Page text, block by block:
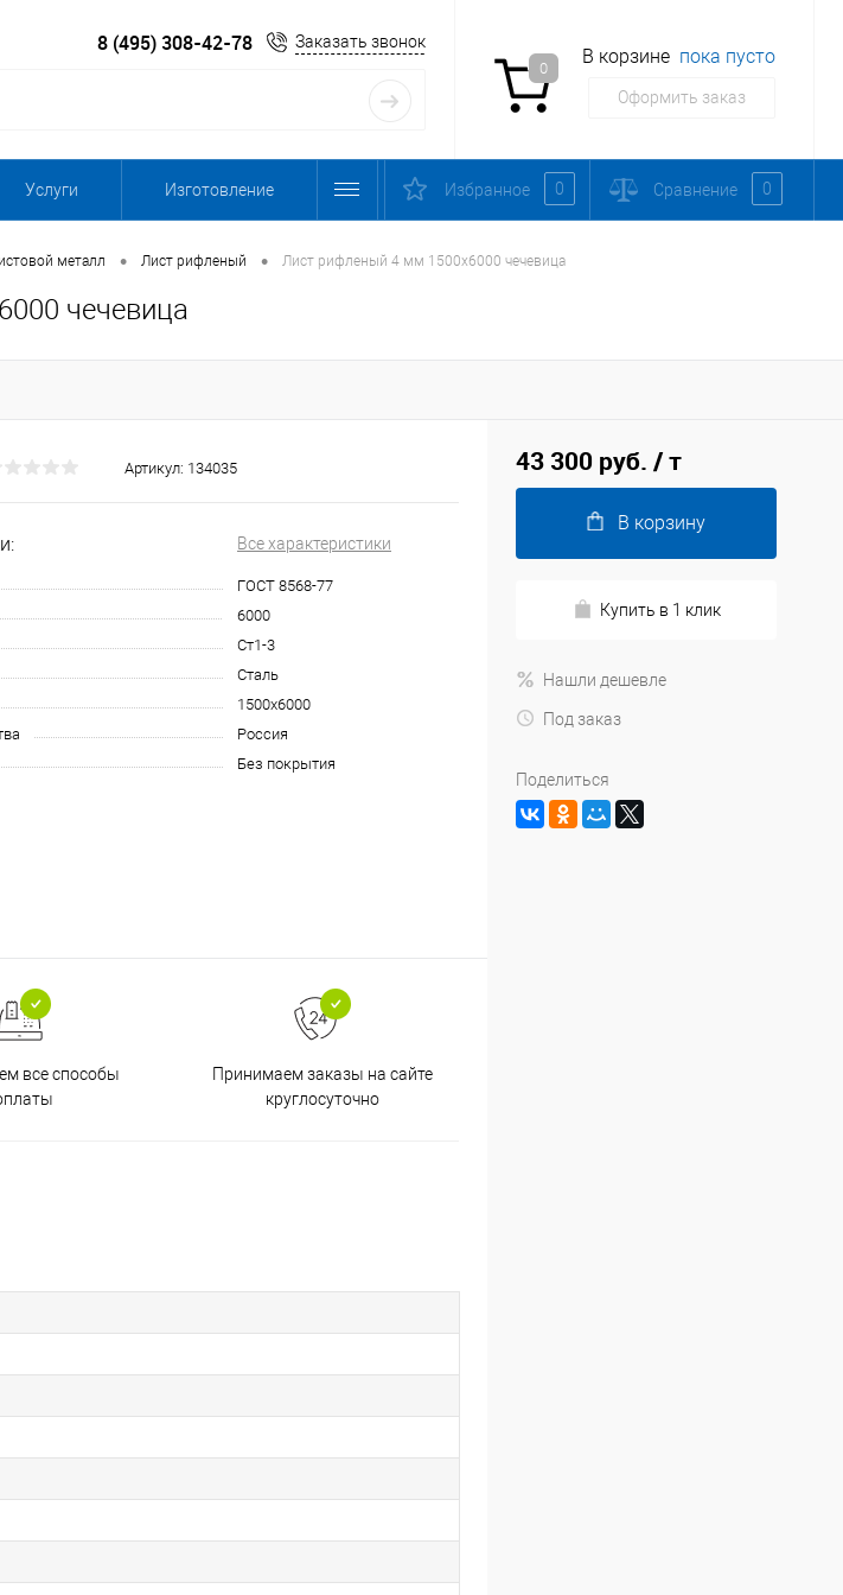
8 (495) 308-42-78 Заказать звонок
0
В корзине пока пусто
Оформить заказ
Услуги Изготовление Избранное 0 Сравнение 0
металл • Лист рифленый • Лист рифленый 4 мм 1500х6000 чечевица
чечевица
Артикул: 134035
Все характеристики
ГОСТ 8568-77
6000
Ст1-3
Сталь
1500x6000
Россия
Без покрытия
все способы
Принимаем заказы на сайте
круглосуточно
43 300 руб. / т
В корзину
Купить в 1 клик
Нашли дешевле
Под заказ
Поделиться